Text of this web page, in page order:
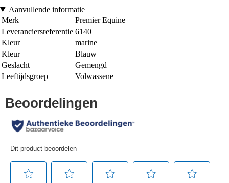
Aanvullende informatie
Merk
Premier Equine
Leveranciersreferentie 6140
Kleur
marine
Kleur
Blauw
Geslacht
Gemengd
Leeftijdsgroep
Volwassene